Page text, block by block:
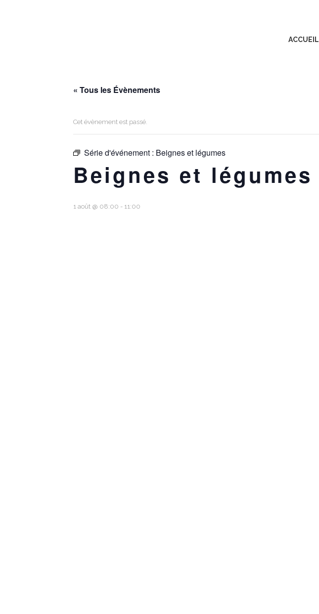
ACCUEIL
« Tous les Évènements
Cet évènement est passé.
Série d'événement : Beignes et légumes
Beignes et légumes
1 août @ 08:00 - 11:00